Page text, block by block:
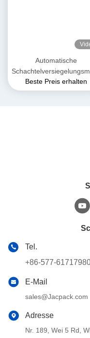
Automatische
hine für
Beste Preis erhalten
Tel.
+86-577-
E-Mail
sales@Jacpack.com
Adresse
Nr. 189, Wei 5 Rd,